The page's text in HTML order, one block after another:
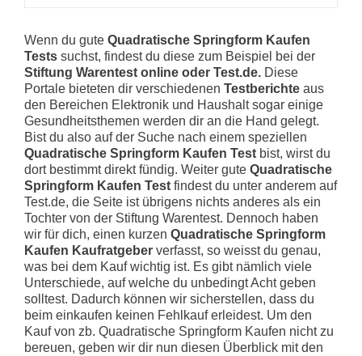
Wenn du gute Quadratische Springform Kaufen
Tests suchst, findest du diese zum Beispiel bei der
Stiftung Warentest online oder Test.de. Diese
Portale bieteten dir verschiedenen Testberichte aus
den Bereichen Elektronik und Haushalt sogar einige
Gesundheitsthemen werden dir an die Hand gelegt.
Bist du also auf der Suche nach einem speziellen
Quadratische Springform Kaufen Test bist, wirst du
dort bestimmt direkt fündig. Weiter gute Quadratische
Springform Kaufen Test findest du unter anderem auf
Test.de, die Seite ist übrigens nichts anderes als ein
Tochter von der Stiftung Warentest. Dennoch haben
wir für dich, einen kurzen Quadratische Springform
Kaufen Kaufratgeber verfasst, so weisst du genau,
was bei dem Kauf wichtig ist. Es gibt nämlich viele
Unterschiede, auf welche du unbedingt Acht geben
solltest. Dadurch können wir sicherstellen, dass du
beim einkaufen keinen Fehlkauf erleidest. Um den
Kauf von zb. Quadratische Springform Kaufen nicht zu
bereuen, geben wir dir nun diesen Überblick mit den